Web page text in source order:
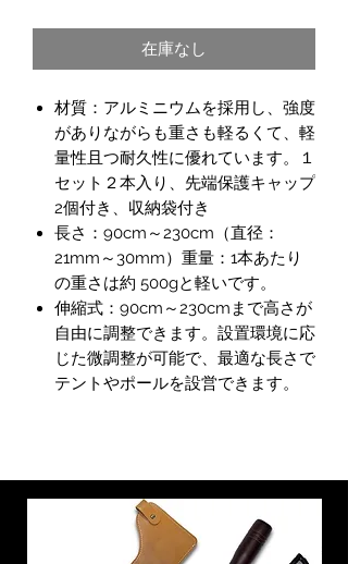
在庫なし
材質：アルミニウムを採用し、強度
がありながらも重さも軽るくて、軽
量性且つ耐久性に優れています。１
セット２本入り、先端保護キャップ
2個付き、収納袋付き
長さ：90cm～230cm（直径：
21mm～30mm）重量：1本あたり
の重さは約 500gと軽いです。
伸縮式：90cm～230cmまで高さが
自由に調整できます。設置環境に応
じた微調整が可能で、最適な長さで
テントやポールを設営できます。